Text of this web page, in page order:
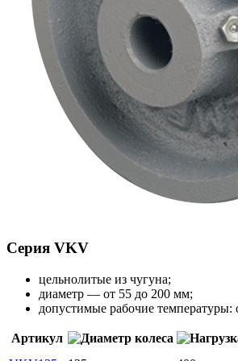
Серия VKV
цельнолитые из чугуна;
диаметр — от 55 до 200 мм;
допустимые рабочие температуры:
Артикул